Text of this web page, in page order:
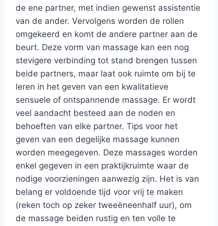
de ene partner, met indien gewenst assistentie
van de ander. Vervolgens worden de rollen
omgekeerd en komt de andere partner aan de
beurt. Deze vorm van massage kan een nog
stevigere verbinding tot stand brengen tussen
beide partners, maar laat ook ruimte om bij te
leren in het geven van een kwalitatieve
sensuele of ontspannende massage. Er wordt
veel aandacht besteed aan de noden en
behoeften van elke partner. Tips voor het
geven van een degelijke massage kunnen
worden meegegeven. Deze massages worden
enkel gegeven in een praktijkruimte waar de
nodige voorzieningen aanwezig zijn. Het is van
belang er voldoende tijd voor vrij te maken
(reken toch op zeker tweeëneenhalf uur), om
de massage beiden rustig en ten volle te